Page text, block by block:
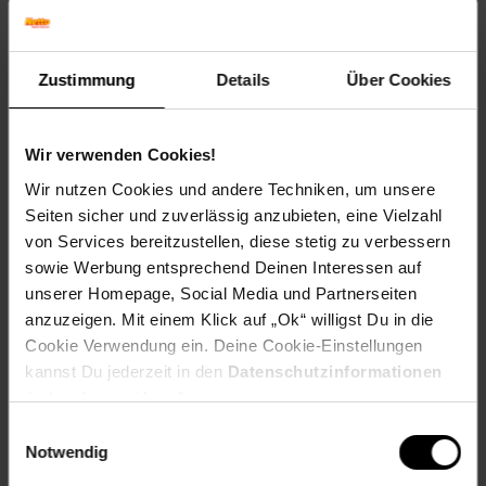
Zustimmung Details Über Cookies
Wir verwenden Cookies!
Wir nutzen Cookies und andere Techniken, um unsere
Seiten sicher und zuverlässig anzubieten, eine Vielzahl
von Services bereitzustellen, diese stetig zu verbessern
sowie Werbung entsprechend Deinen Interessen auf
unserer Homepage, Social Media und Partnerseiten
anzuzeigen. Mit einem Klick auf „Ok“ willigst Du in die
Cookie Verwendung ein. Deine Cookie-Einstellungen
kannst Du jederzeit in den Datenschutzinformationen
ändern bzw. widerrufen.
Notwendig
Kürbisbrot
Zum Rezept